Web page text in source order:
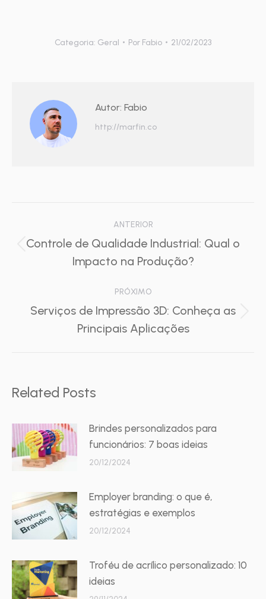
janela) janela)
Categoria: Geral Por Fabio 21/02/2023
Autor: Fabio
http://marfin.co
de
ANTERIOR
Post
anterior:
Controle de Qualidade Industrial: Qual o
Impacto na Produção?
PRÓXIMO
Próximo
post:
Serviços de Impressão 3D: Conheça as
Principais Aplicações
Related Posts
Brindes personalizados para
funcionários: 7 boas ideias
20/12/2024
Employer branding: o que é,
estratégias e exemplos
20/12/2024
Troféu de acrílico personalizado: 10
ideias